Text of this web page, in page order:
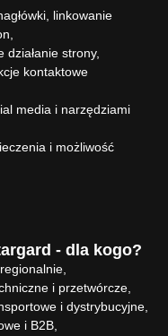
linkowanie
strony,
kontaktowe
media i narzędziami
i możliwość
- dla kogo?
i przetwórcze,
i dystrybucyjne,
i B2B,